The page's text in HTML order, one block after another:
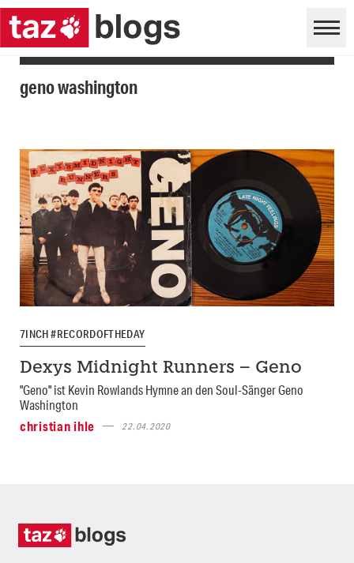
geno washington
7INCH #RECORDOFTHEDAY
Dexys Midnight Runners – Geno
"Geno" ist Kevin Rowlands Hymne an den Soul-Sänger Geno
Washington
christian ihle
22.04.2020